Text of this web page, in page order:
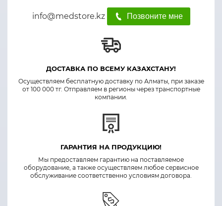
info@medstore.kz Позвоните мне
ДОСТАВКА ПО ВСЕМУ КАЗАХСТАНУ!
Осуществляем бесплатную доставку по Алматы, при заказе
от 100 000 тг. Отправляем в регионы через транспортные
компании.
ГАРАНТИЯ НА ПРОДУКЦИЮ!
Мы предоставляем гарантию на поставляемое
оборудование, а также осуществляем любое сервисное
обслуживание соответственно условиям договора.